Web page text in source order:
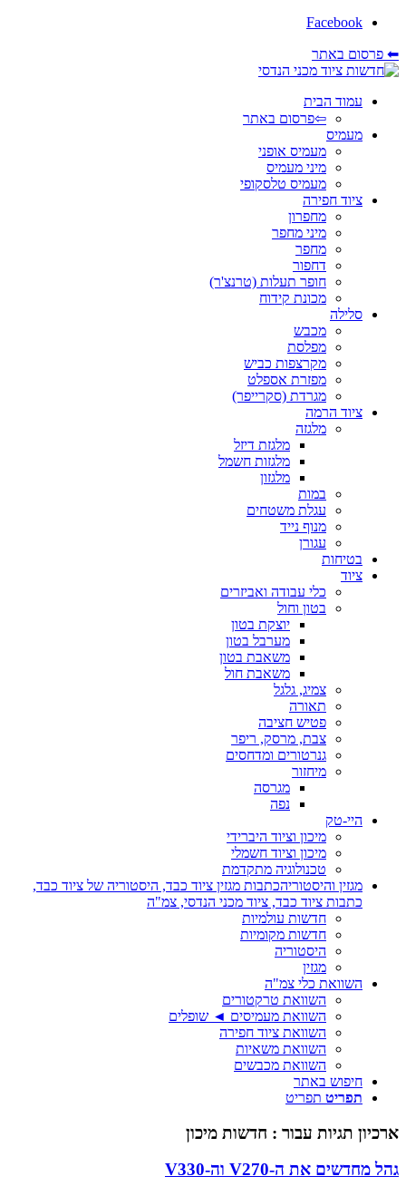
Facebook
⬅ פרסום באתר
עמוד הבית
⇦פרסום באתר
מעמיס
מעמיס אופני
מיני מעמיס
מעמיס טלסקופי
ציוד חפירה
מחפרון
מיני מחפר
מחפר
דחפור
חופר תעלות (טרנצ'ר)
מכונת קידוח
סלילה
מכבש
מפלסת
מקרצפות כביש
מפזרת אספלט
מגרדת (סקרייפר)
ציוד הרמה
מלגזה
מלגזת דיזל
מלגזות חשמל
מלגזון
במות
עגלת משטחים
מנוף נייד
עגורן
בטיחות
ציוד
כלי עבודה ואביזרים
בטון וחול
יוצקת בטון
מערבל בטון
משאבת בטון
משאבת חול
צמיג, גלגל
תאורה
פטיש חציבה
צבת, מרסק, ריפר
גנרטורים ומדחסים
מיחזור
מגרסה
נפה
היי-טק
מיכון וציוד היברידי
מיכון וציוד חשמלי
טכנולוגיה מתקדמת
מגזין והיסטוריהכתבות מגזין ציוד כבד, היסטוריה של ציוד כבד,
כתבות ציוד כבד, ציוד מכני הנדסי, צמ"ה
חדשות עולמיות
חדשות מקומיות
היסטוריה
מגזין
השוואת כלי צמ"ה
השוואת טרקטורים
השוואת מעמיסים ◄ שופלים
השוואת ציוד חפירה
השוואת משאיות
השוואת מכבשים
חיפוש באתר
תפריט תפריט
ארכיון תגיות עבור : חדשות מיכון
גהל מחדשים את ה-V270 וה-V330